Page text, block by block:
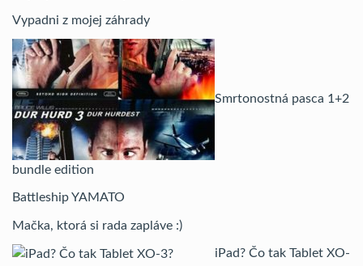
Vypadni z mojej záhrady
Smrtonostná pasca 1+2
bundle edition
Battleship YAMATO
Mačka, ktorá si rada zapláve :)
iPad? Čo tak Tablet XO-